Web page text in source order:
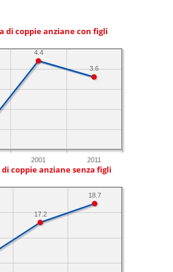
di coppie anziane con figli
2001 2011
3.6
4.4
coppie anziane senza figli
18.7
17.2